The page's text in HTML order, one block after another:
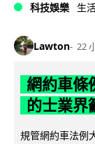
科技娛樂 生
Lawton 22
網約車條
的士業界
規管網約車法例